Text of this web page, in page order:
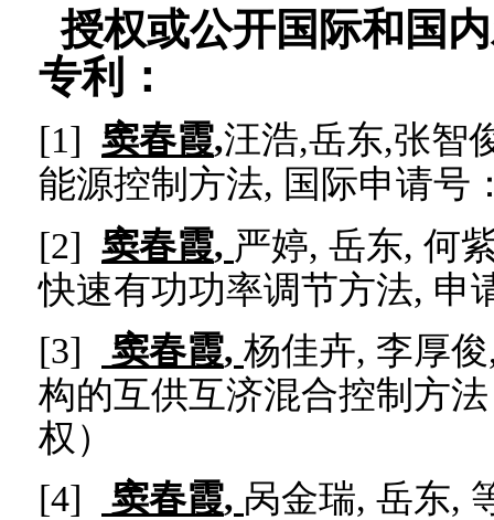
授权或公开国际和国
专利
：
[1] 窦春霞,汪浩,岳东,张智
能源控制方法, 国际申请号
[2] 窦春霞, 严婷, 岳东, 何
快速有功功率调节方法, 申
[3]
窦春霞, 杨佳卉, 李厚俊
构的互供互济混合控制方
权）
[4]
窦春霞, 呙金瑞, 岳东,